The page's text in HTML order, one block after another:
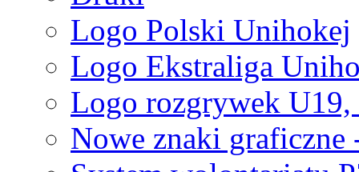
Logo Polski Unihokej
Logo Ekstraliga
Logo rozgrywek
Nowe znaki graficzne